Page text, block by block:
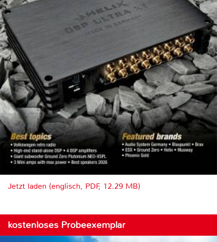
Jetzt laden (englisch, PDF, 12.29 MB)
kostenloses Probeexemplar